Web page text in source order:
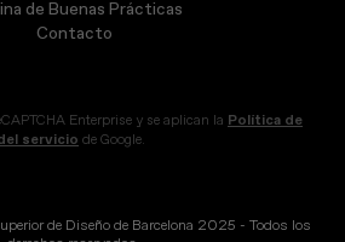
de Buenas Prácticas
Contacto
Enterprise y se aplican la Política de
servicio de Google.
de Diseño de Barcelona 2025 - Todos los